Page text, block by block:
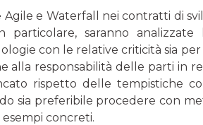
e Waterfall nei contratti di
saranno analizzate
con le relative criticità sia
alla responsabilità delle parti in
rispetto delle tempistiche
sia preferibile procedere con
concreti.